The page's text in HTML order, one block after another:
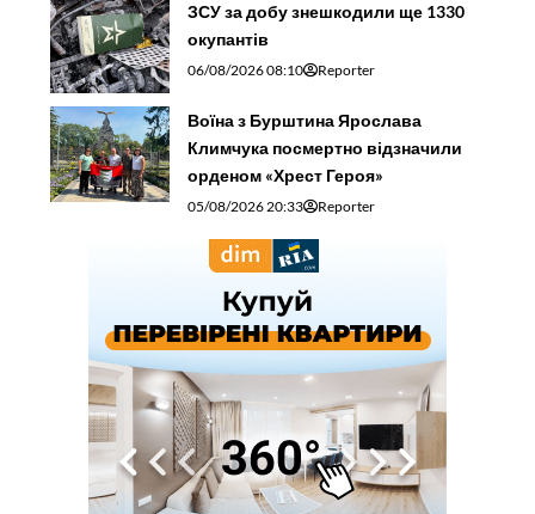
ЗСУ за добу знешкодили ще 1330
окупантів
06/08/2026 08:10 Reporter
Воїна з Бурштина Ярослава
Климчука посмертно відзначили
орденом «Хрест Героя»
05/08/2026 20:33 Reporter